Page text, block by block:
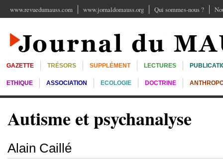
www.revuedumauss.com www.jornaldomauss.org Qui sommes-nous ?
GAZETTE TRÉSORS SUPPLÉMENT LECTURES
ETHIQUE ASSOCIATION ECOLOGIE DOCTRINE
Autisme et psychanalyse
Alain Caillé